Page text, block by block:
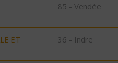
85 - Vendée
ET
36 - Indre